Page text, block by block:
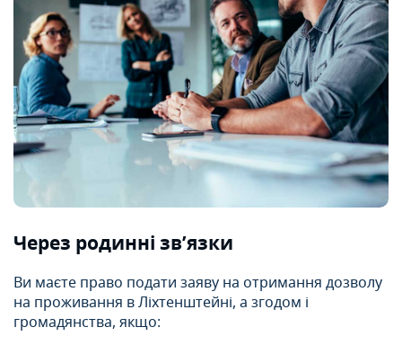
Через родинні зв’язки
Ви маєте право подати заяву на отримання дозволу
на проживання в Ліхтенштейні, а згодом і
громадянства, якщо: